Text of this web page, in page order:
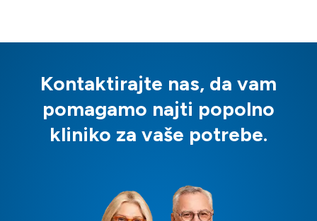
Kontaktirajte nas, da vam
pomagamo najti popolno
kliniko za vaše potrebe.